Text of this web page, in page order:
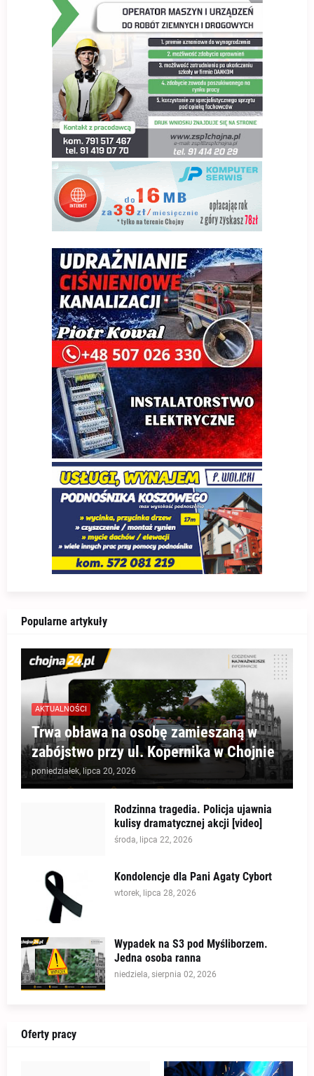
Popularne artykuły
AKTUALNOŚCI
Trwa obława na osobę zamieszaną w
zabójstwo przy ul. Kopernika w Chojnie
poniedziałek, lipca 20, 2026
Rodzinna tragedia. Policja ujawnia
kulisy dramatycznej akcji [video]
środa, lipca 22, 2026
Kondolencje dla Pani Agaty Cybort
wtorek, lipca 28, 2026
Wypadek na S3 pod Myśliborzem.
Jedna osoba ranna
niedziela, sierpnia 02, 2026
Oferty pracy